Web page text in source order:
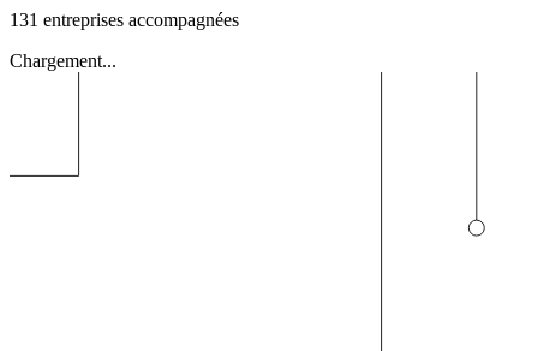
131 entreprises accompagnées
Chargement...